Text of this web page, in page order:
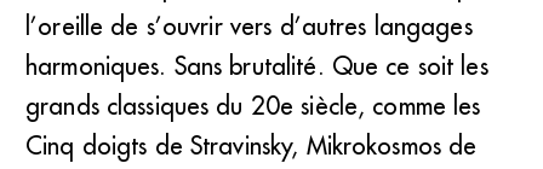
l’oreille de s’ouvrir vers d’autres langages
harmoniques. Sans brutalité. Que ce soit les
grands classiques du 20e siècle, comme les
Cinq doigts de Stravinsky, Mikrokosmos de